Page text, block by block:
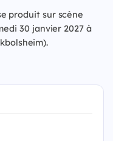
produit sur scène
30 janvier 2027 à